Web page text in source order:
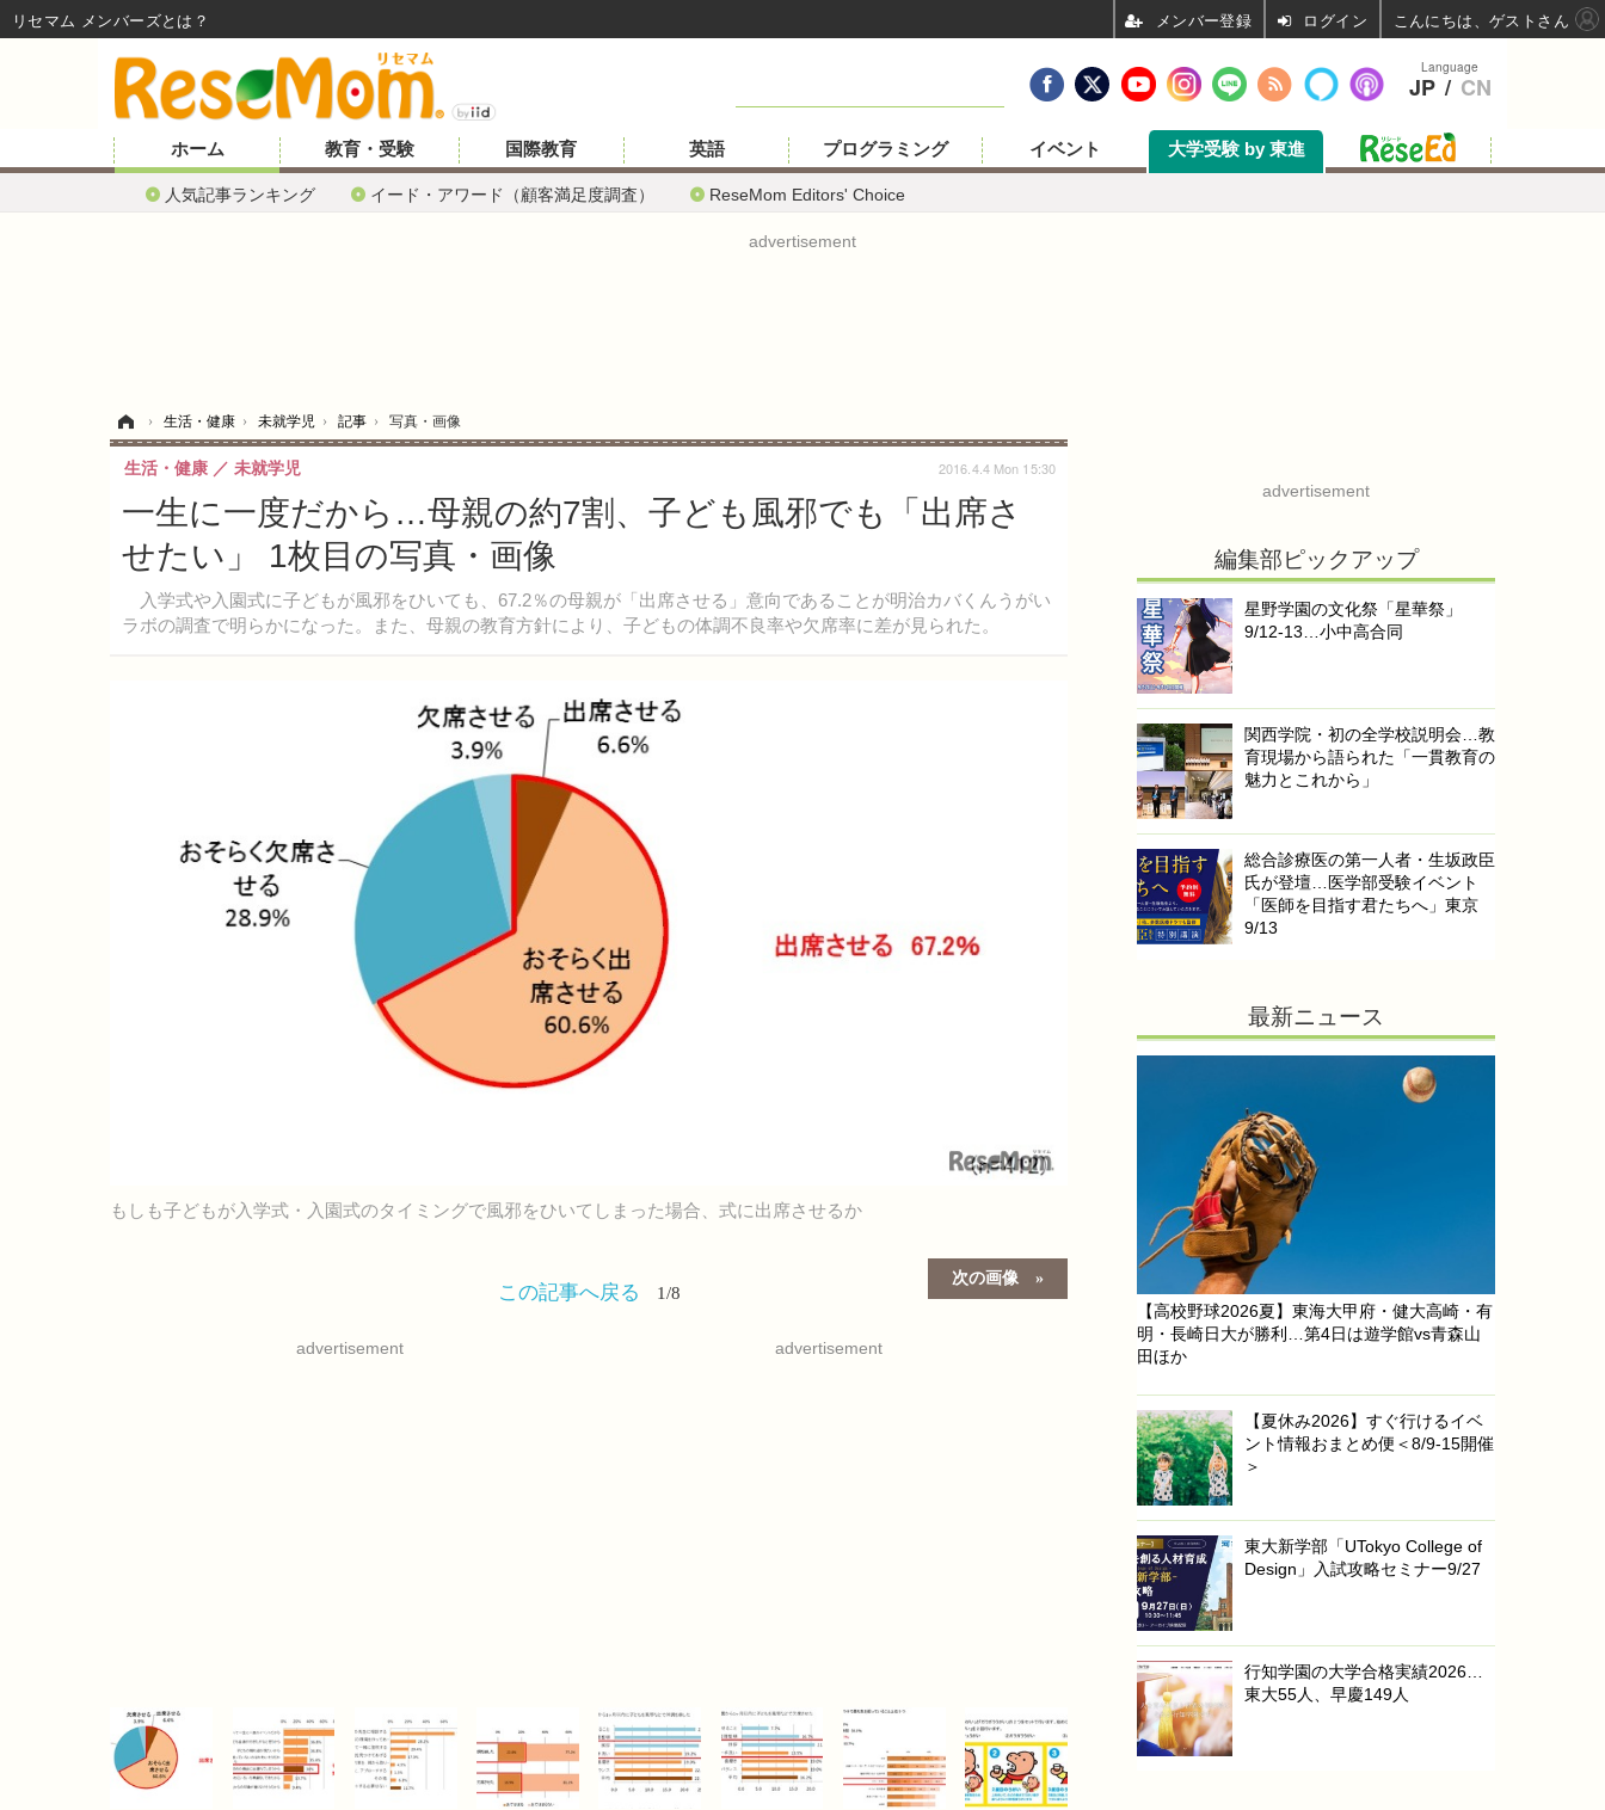
ホーム
人気記事ランキング イード・アワード（顧客満足度調査） ReseMom Editors' Choice
教育・受験 国際教育 英語 プログラミング イベント 大学受験 by 東進
advertisement
› 生活・健康 › 未就学児 › 記事 › 写真・画像
一生に一度だから…母親の約7割、子ども風邪でも「出席さ
せたい」 1枚目の写真・画像
入学式や入園式に子どもが風邪をひいても、67.2％の母親が「出席させる」意向であることが明治カバくんうがい
ラボの調査で明らかになった。また、母親の教育方針により、子どもの体調不良率や欠席率に差が見られた。
生活・健康 未就学児 2016.4.4 Mon 15:30
もしも子どもが入学式・入園式のタイミングで風邪をひいてしまった場合、式に出席させるか
次の画像
この記事へ戻る 1/8
advertisement advertisement
advertisement
編集部ピックアップ
星野学園の文化祭「星華祭」
9/12-13…小中高合同
関西学院・初の全学校説明会…教
育現場から語られた「一貫教育の
魅力とこれから」
総合診療医の第一人者・生坂政臣
氏が登壇…医学部受験イベント
「医師を目指す君たちへ」東京
9/13
最新ニュース
【高校野球2026夏】東海大甲府・健大高崎・有
明・長崎日大が勝利…第4日は遊学館vs青森山
田ほか
【夏休み2026】すぐ行けるイベ
ント情報おまとめ便＜8/9-15開催
＞
東大新学部「UTokyo College of
Design」入試攻略セミナー9/27
行知学園の大学合格実績2026…
東大55人、早慶149人
Language
JP / CN
リセマム メンバーズ ログイン こんにちは、ゲストさん